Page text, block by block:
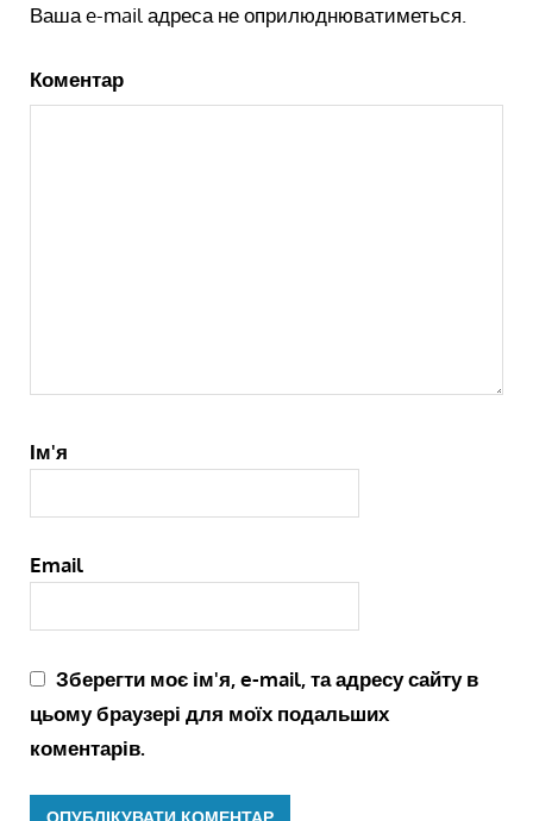
Ваша e-mail адреса не оприлюднюватиметься.
Коментар
Ім'я
Email
Зберегти моє ім'я, e-mail, та адресу сайту в
цьому браузері для моїх подальших
коментарів.